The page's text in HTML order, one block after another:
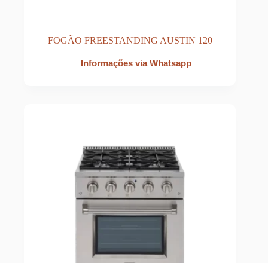
FOGÃO FREESTANDING AUSTIN 120
Informações via Whatsapp